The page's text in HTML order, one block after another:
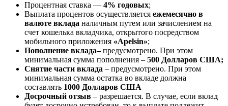
Процентная ставка — 4% годовых;
Выплата процентов осуществляется ежемесячно в
валюте вклада наличным путем или зачислением на
счет кошелька вкладчика, открытого посредством
мобильного приложения «Apelsin»;
Пополнение вклада–предусмотрено. При этом
минимальная сумма пополнения – 500 Долларов США;
Снятие части вклада – предусмотрено. При этом
минимальная сумма остатка во вкладе должна
составлять 1000 Долларов США
Досрочный отзыв – разрешается. В случае, если вклад